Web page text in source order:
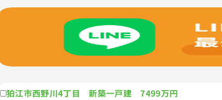
狛江市西野川4丁目 新築一戸建 7499万円